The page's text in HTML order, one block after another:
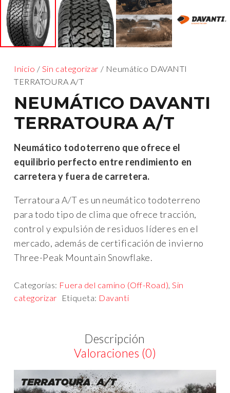
Inicio / Sin categorizar / Neumático DAVANTI
TERRATOURA A/T
NEUMÁTICO DAVANTI
TERRATOURA A/T
Neumático todoterreno que ofrece el
equilibrio perfecto entre rendimiento en
carretera y fuera de carretera.
Terratoura A/T es un neumático todoterreno
para todo tipo de clima que ofrece tracción,
control y expulsión de residuos líderes en el
mercado, además de certificación de invierno
Three-Peak Mountain Snowflake.
Categorías: Fuera del camino (Off-Road),Sin
categorizar
Etiqueta: Davanti
Descripción
Valoraciones (0)